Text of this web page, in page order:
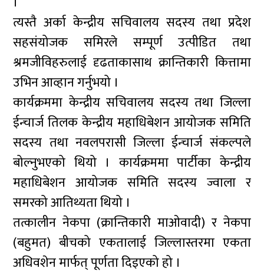
त्यस्तै अर्का केन्द्रीय सचिवालय सदस्य तथा प्रदेश
सहसंयोजक समिरले सम्पूर्ण उत्पीडित तथा
श्रमजीविहरुलाई दृढताकासाथ क्रान्तिकारी कित्तामा
उभिन आव्हान गर्नुभयो ।
कार्यक्रममा केन्द्रीय सचिवालय सदस्य तथा जिल्ला
ईन्चार्ज तिलक केन्द्रीय महाधिबेशन आयोजक समिति
सदस्य तथा नवलपरासी जिल्ला ईन्चार्ज संकल्पले
बोल्नुभएको थियो । कार्यक्रममा पार्टीका केन्द्रीय
महाधिबेशन आयोजक समिति सदस्य ज्वाला र
समरको आतिथ्यता थियो ।
तत्कालीन नेकपा (क्रान्तिकारी माओवादी) र नेकपा
(बहुमत) बीचको एकतालाई जिल्लास्तरमा एकता
अधिवशेन मार्फत् पूर्णता दिइएको हो ।